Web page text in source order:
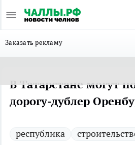
Заказать рекламу
В Татарстане могут
дорогу-дублер
республика